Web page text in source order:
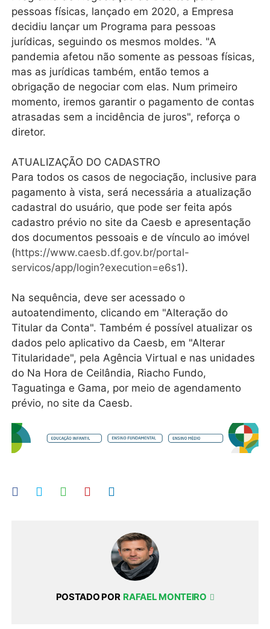
pessoas físicas, lançado em 2020, a Empresa
decidiu lançar um Programa para pessoas
jurídicas, seguindo os mesmos moldes. "A
pandemia afetou não somente as pessoas físicas,
mas as jurídicas também, então temos a
obrigação de negociar com elas. Num primeiro
momento, iremos garantir o pagamento de contas
atrasadas sem a incidência de juros", reforça o
diretor.
ATUALIZAÇÃO DO CADASTRO
Para todos os casos de negociação, inclusive para
pagamento à vista, será necessária a atualização
cadastral do usuário, que pode ser feita após
cadastro prévio no site da Caesb e apresentação
dos documentos pessoais e de vínculo ao imóvel
(https://www.caesb.df.gov.br/portal-
servicos/app/login?execution=e6s1).
Na sequência, deve ser acessado o
autoatendimento, clicando em "Alteração do
Titular da Conta". Também é possível atualizar os
dados pelo aplicativo da Caesb, em "Alterar
Titularidade", pela Agência Virtual e nas unidades
do Na Hora de Ceilândia, Riacho Fundo,
Taguatinga e Gama, por meio de agendamento
prévio, no site da Caesb.
POSTADO POR RAFAEL MONTEIRO